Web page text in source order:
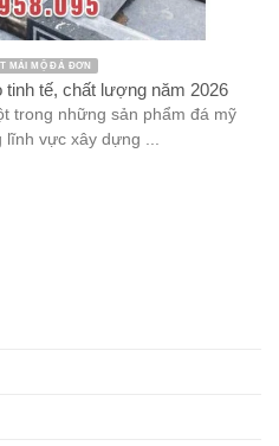
MÁI MỘ ĐÁ ĐƠN
tinh tế, chất lượng năm 2026
trong những sản phẩm đá mỹ
lĩnh vực xây dựng ...